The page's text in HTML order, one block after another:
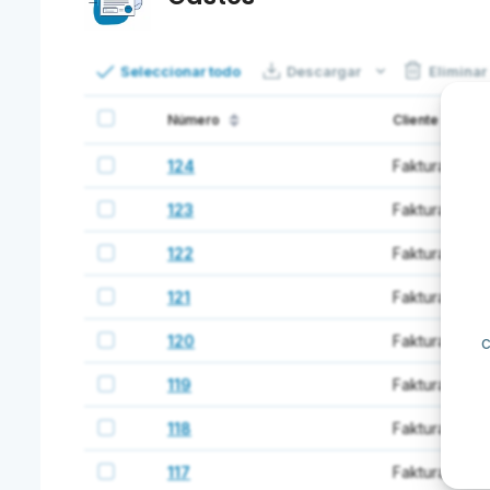
Seleccionar todo Descargar Eliminar
Número Cliente
124 FakturaOnline
123 FakturaOnline
122 FakturaOnline
121 FakturaOnline
120
119 FakturaOnline
118 FakturaOnline
117 FakturaOnline